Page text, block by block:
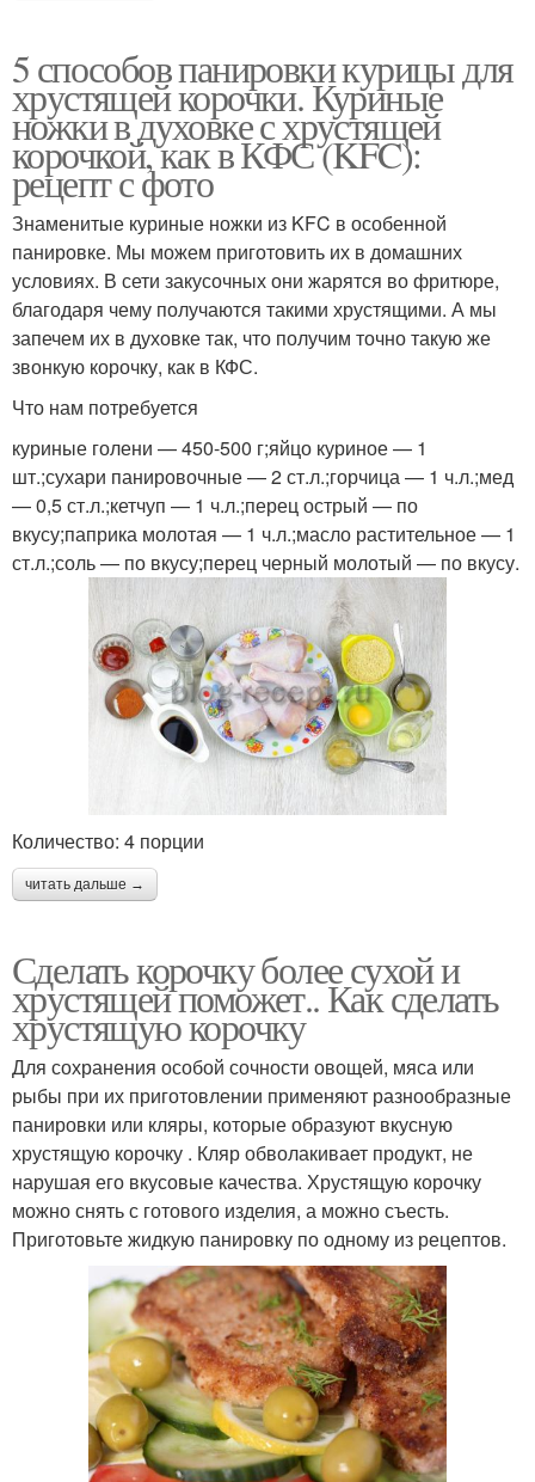
5 способов панировки курицы для
хрустящей корочки. Куриные
ножки в духовке с хрустящей
корочкой, как в КФС (KFC):
рецепт с фото
Знаменитые куриные ножки из KFC в особенной
панировке. Мы можем приготовить их в домашних
условиях. В сети закусочных они жарятся во фритюре,
благодаря чему получаются такими хрустящими. А мы
запечем их в духовке так, что получим точно такую же
звонкую корочку, как в КФС.
Что нам потребуется
куриные голени — 450-500 г;яйцо куриное — 1
шт.;сухари панировочные — 2 ст.л.;горчица — 1 ч.л.;мед
— 0,5 ст.л.;кетчуп — 1 ч.л.;перец острый — по
вкусу;паприка молотая — 1 ч.л.;масло растительное — 1
ст.л.;соль — по вкусу;перец черный молотый — по вкусу.
Количество: 4 порции
читать дальше →
Сделать корочку более сухой и
хрустящей поможет.. Как сделать
хрустящую корочку
Для сохранения особой сочности овощей, мяса или
рыбы при их приготовлении применяют разнообразные
панировки или кляры, которые образуют вкусную
хрустящую корочку . Кляр обволакивает продукт, не
нарушая его вкусовые качества. Хрустящую корочку
можно снять с готового изделия, а можно съесть.
Приготовьте жидкую панировку по одному из рецептов.